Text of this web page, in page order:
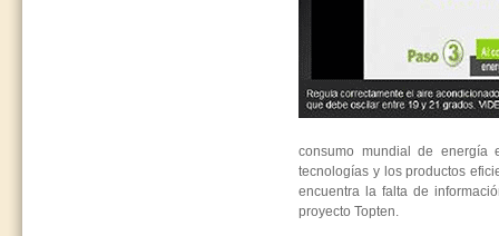
consumo mundial de energía
tecnologías y los productos
encuentra la falta de
proyecto Topten.